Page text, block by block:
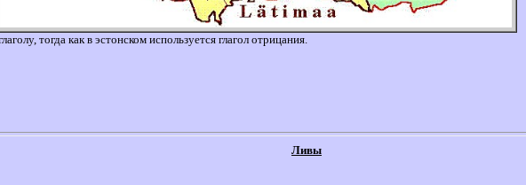
тогда как в эстонском используется глагол отрицания.
Ливы